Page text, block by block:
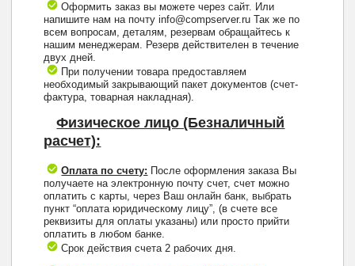
Оформить заказ вы можете через сайт. Или
напишите нам на почту info@compserver.ru Так же по
всем вопросам, деталям, резервам обращайтесь к
нашим менеджерам. Резерв действителен в течение
двух дней.
При получении товара предоставляем
необходимый закрывающий пакет документов (счет-
фактура, товарная накладная).
Физическое лицо (Безналичный
расчет):
Оплата по счету: После оформления заказа Вы
получаете на электронную почту счет, счет можно
оплатить с карты, через Ваш онлайн банк, выбрать
пункт “оплата юридическому лицу”, (в счете все
реквизиты для оплаты указаны) или просто прийти
оплатить в любом банке.
Срок действия счета 2 рабочих дня.